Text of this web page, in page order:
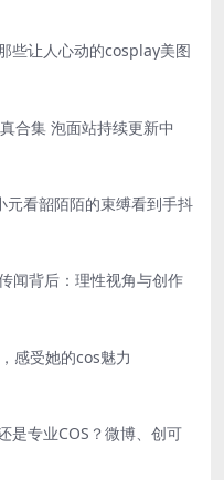
些让人心动的cosplay美图
合集 泡面站持续更新中
元看韶陌陌的束缚看到手抖
闻背后：理性视角与创作
感受她的cos魅力
是专业COS？微博、创可